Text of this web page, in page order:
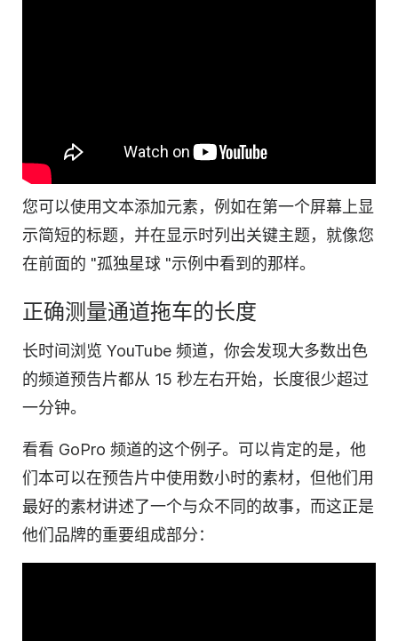
您可以使用文本添加元素，例如在第一个屏幕上显
示简短的标题，并在显示时列出关键主题，就像您
在前面的 "孤独星球 "示例中看到的那样。
正确测量通道拖车的长度
长时间浏览 YouTube 频道，你会发现大多数出色
的频道预告片都从 15 秒左右开始，长度很少超过
一分钟。
看看 GoPro 频道的这个例子。可以肯定的是，他
们本可以在预告片中使用数小时的素材，但他们用
最好的素材讲述了一个与众不同的故事，而这正是
他们品牌的重要组成部分：